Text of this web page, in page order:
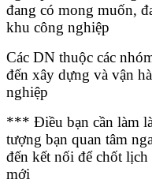
đang có mong muốn,
khu công nghiệp
Các DN thuộc các
đến xây dựng và vận
nghiệp
*** Điều bạn cần làm
tượng bạn quan tâm
đến kết nối để chốt
mới